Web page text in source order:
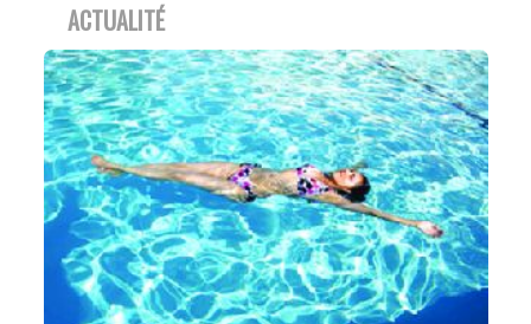
ACTUALITÉ